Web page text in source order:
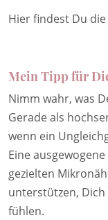
Hier findest Du
Mein Tipp für
Nimm wahr, was
Gerade als
wenn ein
Eine
gezielten
unterstützen,
fühlen.